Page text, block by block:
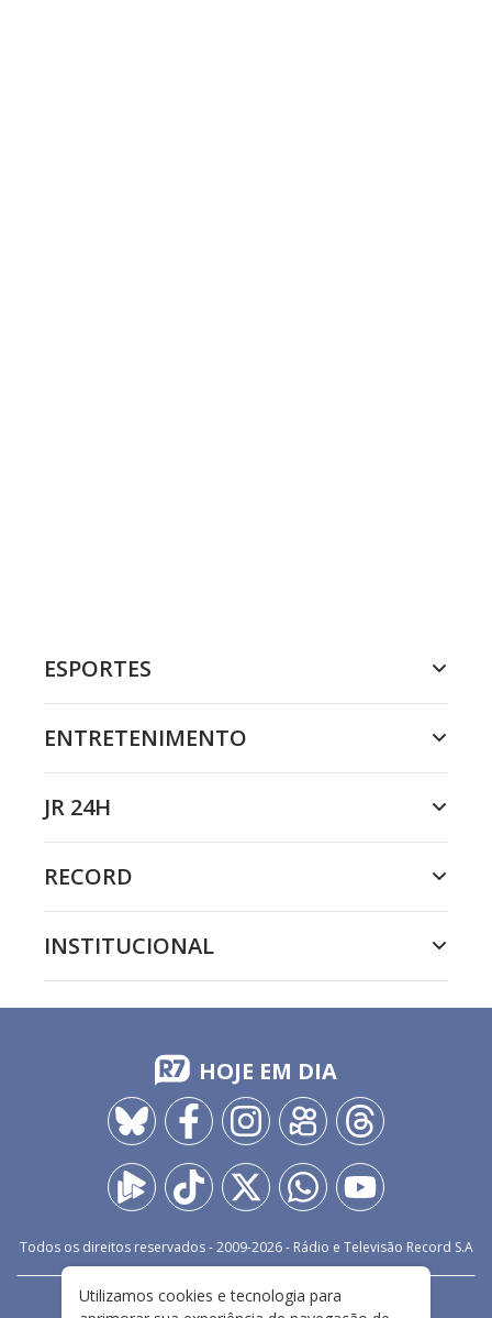
ESPORTES
ENTRETENIMENTO
JR 24H
RECORD
INSTITUCIONAL
HOJE EM DIA
Todos os direitos reservados - 2009-2026- Rádio e Televisão Record S.A
FALE CONOSCO PRIVACIDADE
Utilizamos cookies e tecnologia para